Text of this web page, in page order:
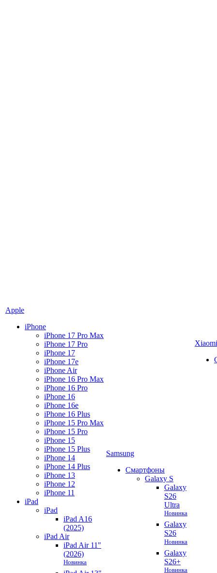
Apple
iPhone
iPhone 17 Pro Max
iPhone 17 Pro
iPhone 17
iPhone 17e
iPhone Air
iPhone 16 Pro Max
iPhone 16 Pro
iPhone 16
iPhone 16e
iPhone 16 Plus
iPhone 15 Pro Max
iPhone 15 Pro
iPhone 15
iPhone 15 Plus
iPhone 14
iPhone 14 Plus
iPhone 13
iPhone 12
iPhone 11
iPad
iPad
iPad A16
(2025)
iPad Air
iPad Air 11"
(2026)
Новинка
Samsung
Смартфоны
Galaxy S
Galaxy
S26
Ultra
Новинка
Galaxy
S26
Новинка
Galaxy
S26+
Новинка
Xiaomi